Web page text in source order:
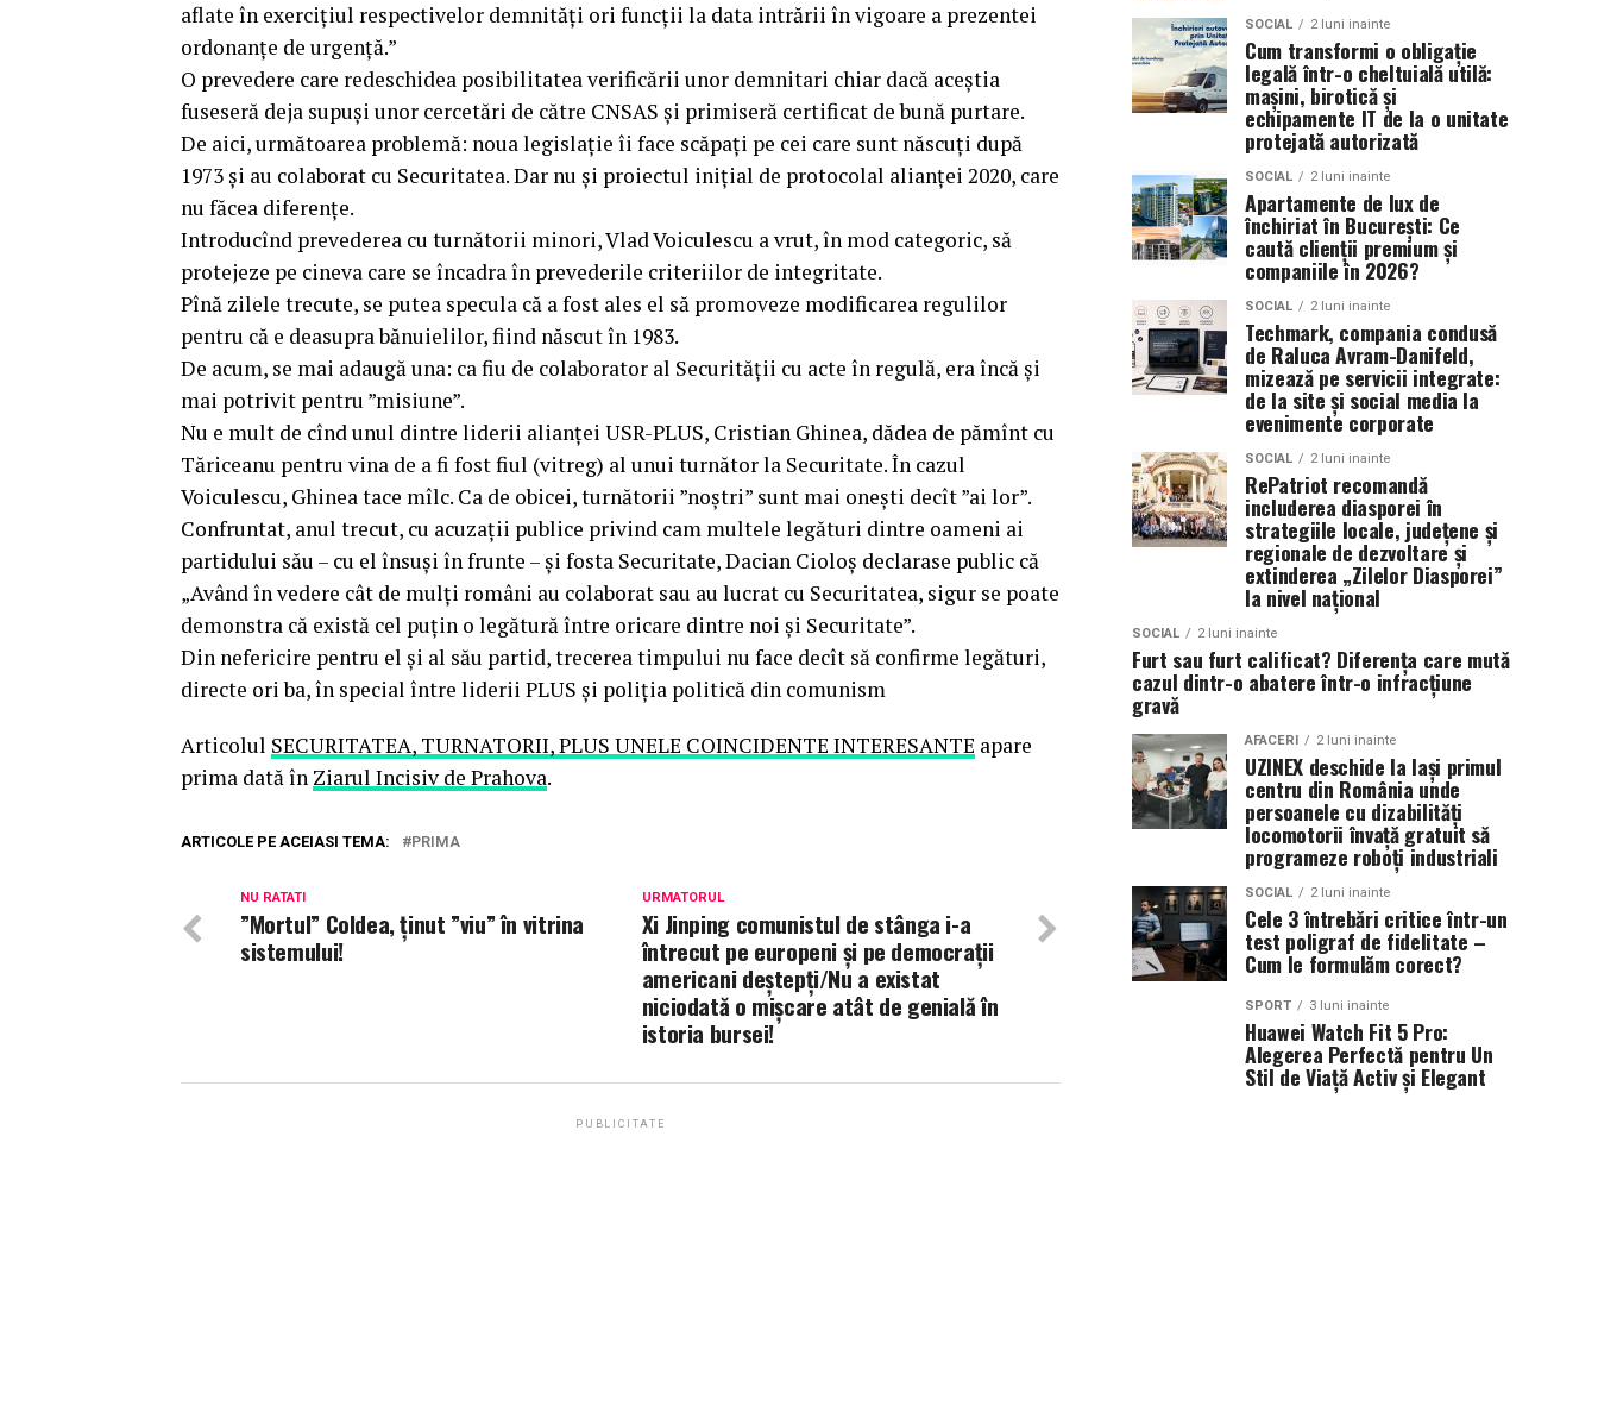
aflate în exerciţiul respectivelor demnităţi ori funcţii la data intrării în vigoare a prezentei
ordonanţe de urgenţă.”
O prevedere care redeschidea posibilitatea verificării unor demnitari chiar dacă aceștia
fuseseră deja supuși unor cercetări de către CNSAS și primiseră certificat de bună purtare.
De aici, următoarea problemă: noua legislație îi face scăpați pe cei care sunt născuți după
1973 și au colaborat cu Securitatea. Dar nu și proiectul inițial de protocolal alianței 2020, care
nu făcea diferențe.
Introducînd prevederea cu turnătorii minori, Vlad Voiculescu a vrut, în mod categoric, să
protejeze pe cineva care se încadra în prevederile criteriilor de integritate.
Pînă zilele trecute, se putea specula că a fost ales el să promoveze modificarea regulilor
pentru că e deasupra bănuielilor, fiind născut în 1983.
De acum, se mai adaugă una: ca fiu de colaborator al Securității cu acte în regulă, era încă și
mai potrivit pentru ”misiune”.
Nu e mult de cînd unul dintre liderii alianței USR-PLUS, Cristian Ghinea, dădea de pămînt cu
Tăriceanu pentru vina de a fi fost fiul (vitreg) al unui turnător la Securitate. În cazul
Voiculescu, Ghinea tace mîlc. Ca de obicei, turnătorii ”noștri” sunt mai onești decît ”ai lor”.
Confruntat, anul trecut, cu acuzații publice privind cam multele legături dintre oameni ai
partidului său – cu el însuși în frunte – și fosta Securitate, Dacian Cioloș declarase public că
„Având în vedere cât de mulți români au colaborat sau au lucrat cu Securitatea, sigur se poate
demonstra că există cel puțin o legătură între oricare dintre noi și Securitate”.
Din nefericire pentru el și al său partid, trecerea timpului nu face decît să confirme legături,
directe ori ba, în special între liderii PLUS și poliția politică din comunism
Articolul SECURITATEA, TURNATORII, PLUS UNELE COINCIDENTE INTERESANTE apare
prima dată în Ziarul Incisiv de Prahova.
ARTICOLE PE ACEIASI TEMA: PRIMA
URMATORUL
Xi Jinping comunistul de stânga i-a
întrecut pe europeni și pe democrații
americani deștepți/Nu a existat
niciodată o mișcare atât de genială în
istoria bursei!
NU RATATI
”Mortul” Coldea, ținut ”viu” în vitrina
sistemului!
PUBLICITATE
SOCIAL 2 luni inainte
Cum transformi o obligație
legală într-o cheltuială utilă:
mașini, birotică și
echipamente IT de la o unitate
protejată autorizată
SOCIAL 2 luni inainte
Apartamente de lux de
închiriat în București: Ce
caută clienții premium și
companiile în 2026?
SOCIAL 2 luni inainte
Techmark, compania condusă
de Raluca Avram-Danifeld,
mizează pe servicii integrate:
de la site și social media la
evenimente corporate
SOCIAL 2 luni inainte
RePatriot recomandă
includerea diasporei în
strategiile locale, județene și
regionale de dezvoltare și
extinderea „Zilelor Diasporei”
la nivel național
SOCIAL 2 luni inainte
Furt sau furt calificat? Diferența care mută
cazul dintr-o abatere într-o infracțiune
gravă
AFACERI 2 luni inainte
UZINEX deschide la Iași primul
centru din România unde
persoanele cu dizabilități
locomotorii învață gratuit să
programeze roboți industriali
SOCIAL 2 luni inainte
Cele 3 întrebări critice într-un
test poligraf de fidelitate –
Cum le formulăm corect?
SPORT 3 luni inainte
Huawei Watch Fit 5 Pro:
Alegerea Perfectă pentru Un
Stil de Viață Activ și Elegant